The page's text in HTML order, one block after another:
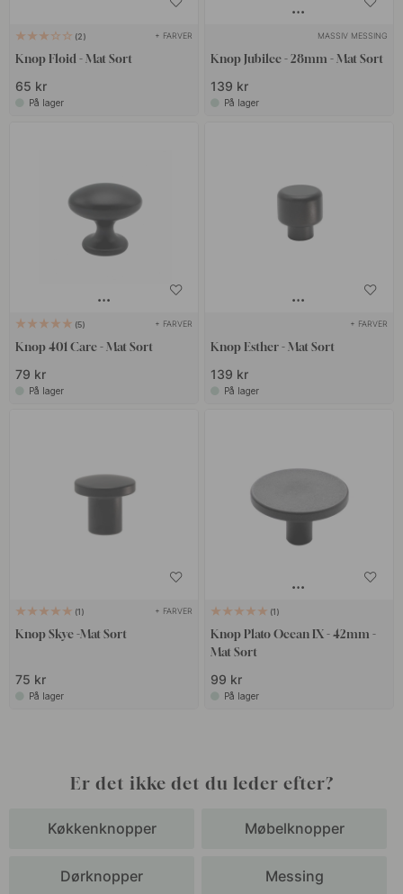
2 + FARVER
Knop Floid - Mat Sort
65 kr
På lager
MASSIV MESSING
Knop Jubilee - 28mm - Mat Sort
139 kr
På lager
5 + FARVER
Knop 401 Care - Mat Sort
79 kr
På lager
+ FARVER
Knop Esther - Mat Sort
139 kr
På lager
1 + FARVER
Knop Skye -Mat Sort
75 kr
På lager
1
Knop Plato Ocean IX - 42mm -
Mat Sort
99 kr
På lager
Er det ikke det du leder efter?
Køkkenknopper Møbelknopper
Dørknopper Messing